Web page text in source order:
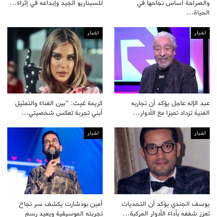
والصراحة أساس نجاحها في
الحياة…
للسيناريو الجيد وإبداعه في إثراء…
اخبار
عبد الإله عاجل يؤكد أن تجاربه
الفنية تزداد تميزا مع الأدوار…
اخبار
كريمة غيث: “بين الغناء والتمثيل
أبني تجربة تعكس شخصيتي…
اخبار
يوسف الجندي يؤكد أن التحديات
تعزز شغفه بأداء الأدوار المركبة…
اخبار
أمين بودشارت يكشف سر نجاح
تجربته الموسيقية ويعيد رسم